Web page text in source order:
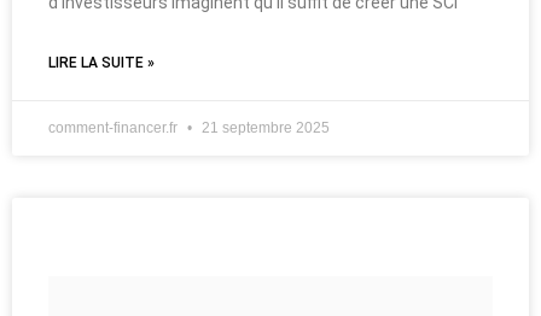
LIRE LA SUITE »
comment-financer.fr 21 septembre 2025